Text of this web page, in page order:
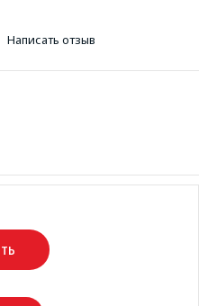
Написать отзыв